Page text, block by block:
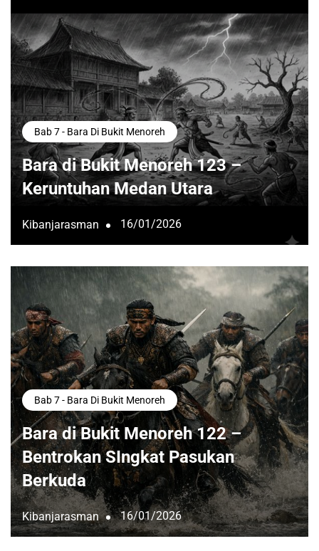
Bab 7 - Bara Di Bukit Menoreh
Bara di Bukit Menoreh 123 –
Keruntuhan Medan Utara
Kibanjarasman 16/01/2026
Bab 7 - Bara Di Bukit Menoreh
Bara di Bukit Menoreh 122 –
Bentrokan SIngkat Pasukan
Berkuda
Kibanjarasman 16/01/2026